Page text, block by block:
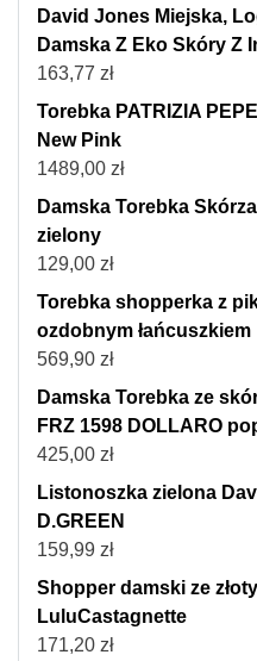
David Jones Miejska,
Damska Z Eko Skóry Z
163,77 zł
Torebka PATRIZIA
New Pink
1489,00 zł
Damska Torebka
zielony
129,00 zł
Torebka shopperka z
ozdobnym łańcuszkiem
569,90 zł
Damska Torebka ze
FRZ 1598 DOLLARO
425,00 zł
Listonoszka zielona
D.GREEN
159,99 zł
Shopper damski ze
LuluCastagnette
171,20 zł